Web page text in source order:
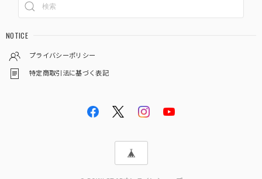
NOTICE
プライバシーポリシー
特定商取引法に基づく表記